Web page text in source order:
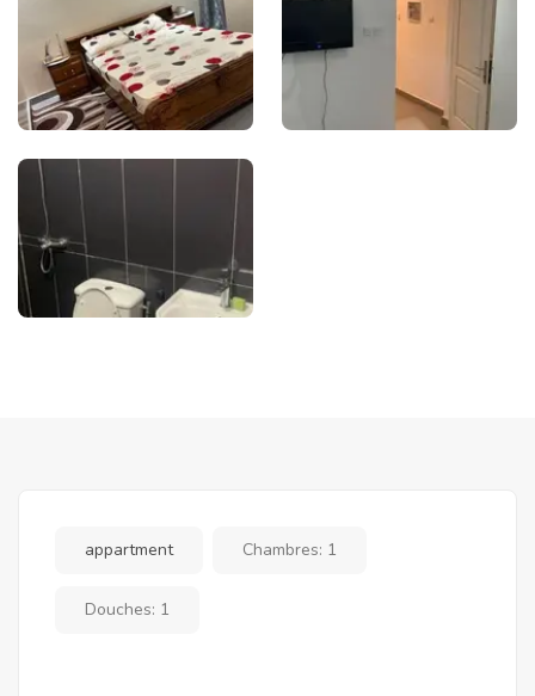
appartment Chambres: 1
Douches: 1